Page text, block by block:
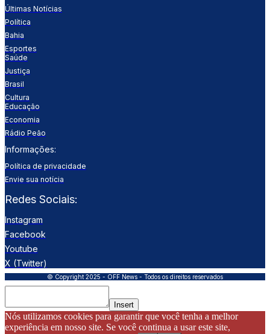
Últimas Notícias
Política
Bahia
Esportes
Saúde
Justiça
Brasil
Cultura
Educação
Economia
Rádio Peão
Informações:
Política de privacidade
Envie sua notícia
Redes Sociais:
Instagram
Facebook
Youtube
X (Twitter)
© Copyright 2025 - OFF News - Todos os direitos reservados
Insert
Nós utilizamos cookies para garantir que você tenha a melhor
experiência em nosso site. Se você continua a usar este site,